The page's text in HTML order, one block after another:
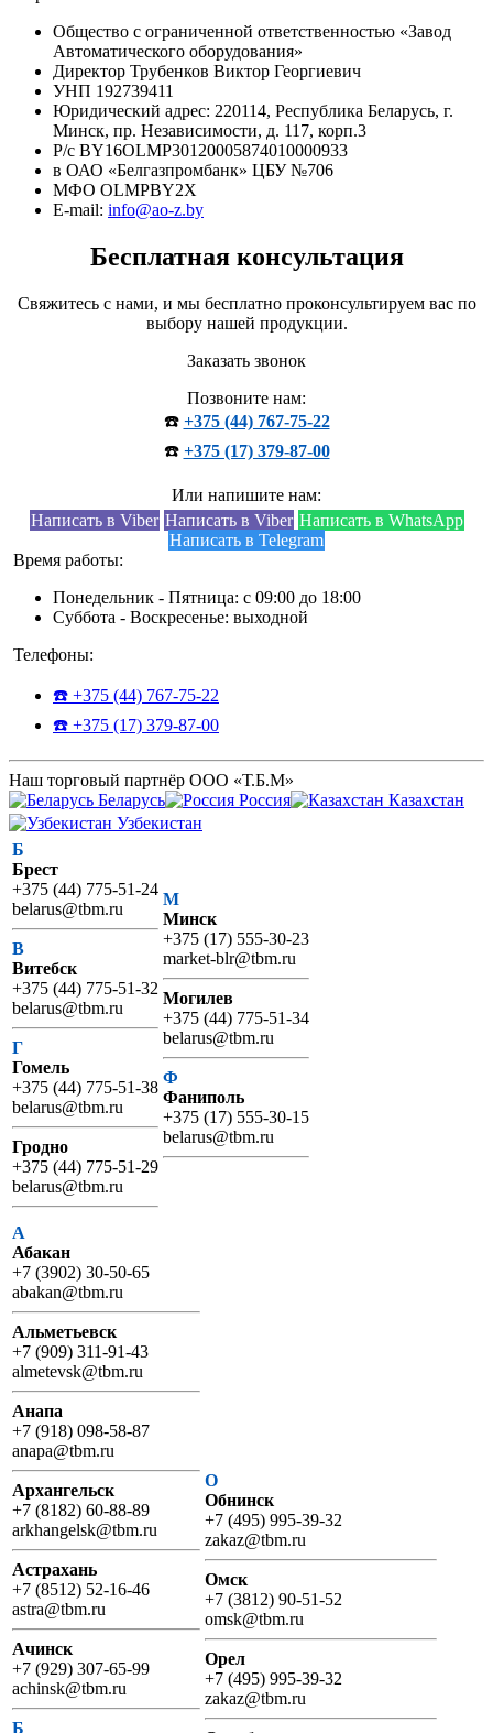
Общество с ограниченной ответственностью «Завод
Автоматического оборудования»
Директор Трубенков Виктор Георгиевич
УНП 192739411
Юридический адрес: 220114, Республика Беларусь, г.
Минск, пр. Независимости, д. 117, корп.3
Р/с BY16OLMP30120005874010000933
в ОАО «Белгазпромбанк» ЦБУ №706
МФО OLMPBY2X
E-mail: info@ao-z.by
Бесплатная консультация
Свяжитесь с нами, и мы бесплатно проконсультируем вас по
выбору нашей продукции.
Заказать звонок
Позвоните нам:
☎️ +375 (44) 767-75-22
☎️ +375 (17) 379-87-00
Или напишите нам:
Написать в Viber Написать в Viber Написать в WhatsApp
Написать в Telegram
Время работы:
Понедельник - Пятница: с 09:00 до 18:00
Суббота - Воскресенье: выходной
Телефоны:
☎️ +375 (44) 767-75-22
☎️ +375 (17) 379-87-00
Наш торговый партнёр ООО «Т.Б.М»
Беларусь
Россия
Казахстан
Узбекистан
Б
Брест
+375 (44) 775-51-24
belarus@tbm.ru
В
Витебск
+375 (44) 775-51-32
belarus@tbm.ru
Г
Гомель
+375 (44) 775-51-38
belarus@tbm.ru
Гродно
+375 (44) 775-51-29
belarus@tbm.ru
М
Минск
+375 (17) 555-30-23
market-blr@tbm.ru
Могилев
+375 (44) 775-51-34
belarus@tbm.ru
Ф
Фаниполь
+375 (17) 555-30-15
belarus@tbm.ru
А
Абакан
+7 (3902) 30-50-65
abakan@tbm.ru
Альметьевск
+7 (909) 311-91-43
almetevsk@tbm.ru
Анапа
+7 (918) 098-58-87
anapa@tbm.ru
Архангельск
+7 (8182) 60-88-89
arkhangelsk@tbm.ru
Астрахань
+7 (8512) 52-16-46
astra@tbm.ru
Ачинск
+7 (929) 307-65-99
achinsk@tbm.ru
Б
О
Обнинск
+7 (495) 995-39-32
zakaz@tbm.ru
Омск
+7 (3812) 90-51-52
omsk@tbm.ru
Орел
+7 (495) 995-39-32
zakaz@tbm.ru